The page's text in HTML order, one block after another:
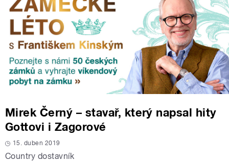
Mirek Černý – stavař, který napsal hity
Gottovi i Zagorové
15. duben 2019
Country dostavník